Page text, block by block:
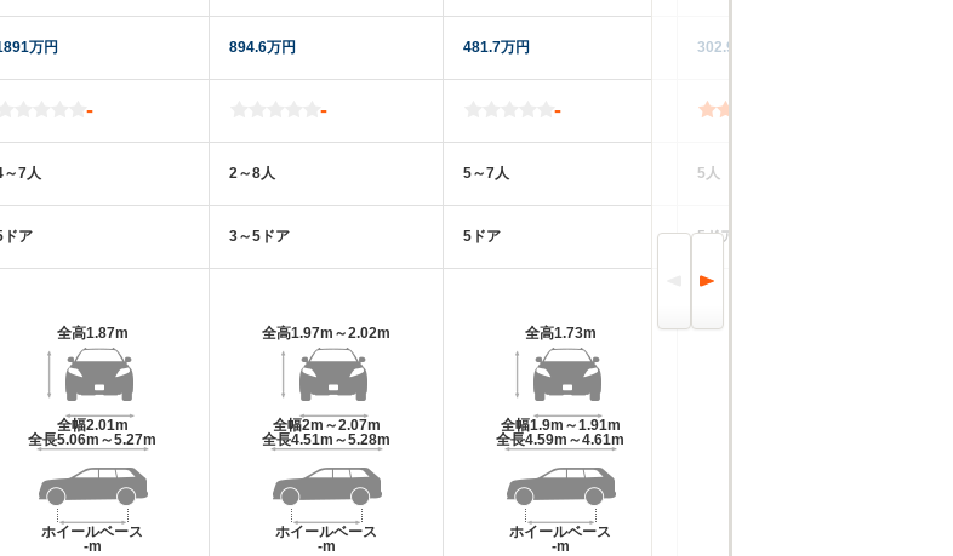
万円
-
～7人
ドア
全高1.87m
全幅2.01m
全長5.06m～5.27m
ホイールベース
-m
894.6万円
-
2～8人
3～5ドア
全高1.97m～2.02m
全幅2m～2.07m
全長4.51m～5.28m
ホイールベース
-m
481.7万円
-
5～7人
5ドア
全高1.73m
全幅1.9m～1.91m
全長4.59m～4.61m
ホイールベース
-m
302.9万円
5人
5ドア